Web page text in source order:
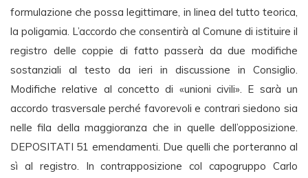
formulazione che possa legittimare, in linea del tutto teorica,
la poligamia. L’accordo che consentirà al Comune di istituire il
registro delle coppie di fatto passerà da due modifiche
sostanziali al testo da ieri in discussione in Consiglio.
Modifiche relative al concetto di «unioni civili». E sarà un
accordo trasversale perché favorevoli e contrari siedono sia
nelle fila della maggioranza che in quelle dell’opposizione.
DEPOSITATI 51 emendamenti. Due quelli che porteranno al
sì al registro. In contrapposizione col capogruppo Carlo